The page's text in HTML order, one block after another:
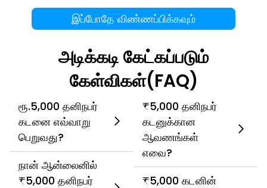
இப்போதே விண்ணப்பிக்கவும்
அடிக்கடி கேட்கப்படும்
கேள்விகள்(FAQ)
ரூ.5,000 தனிநபர்
கடனை எவ்வாறு
பெறுவது?
நான் ஆன்லைனில்
₹5,000 தனிநபர்
₹5,000 தனிநபர்
கடனுக்கான
ஆவணங்கள்
எவை?
₹5,000 கடனின்